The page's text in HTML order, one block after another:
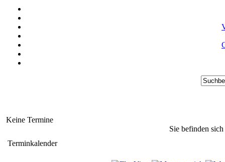
Keine Termine
Sie befinden
Terminkalender